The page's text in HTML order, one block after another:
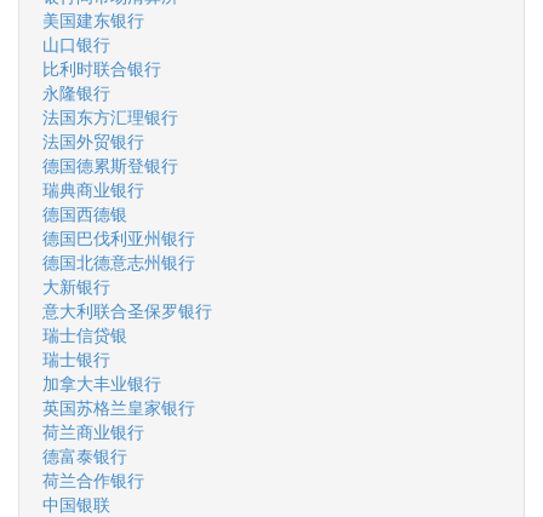
美国建东银行
山口银行
比利时联合银行
永隆银行
法国东方汇理银行
法国外贸银行
德国德累斯登银行
瑞典商业银行
德国西德银
德国巴伐利亚州银行
德国北德意志州银行
大新银行
意大利联合圣保罗银行
瑞士信贷银
瑞士银行
加拿大丰业银行
英国苏格兰皇家银行
荷兰商业银行
德富泰银行
荷兰合作银行
中国银联